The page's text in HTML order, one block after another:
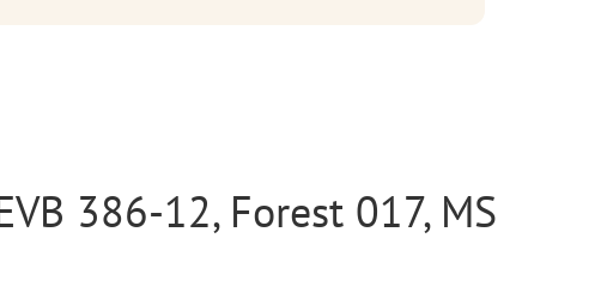
386-12, Forest 017, MS